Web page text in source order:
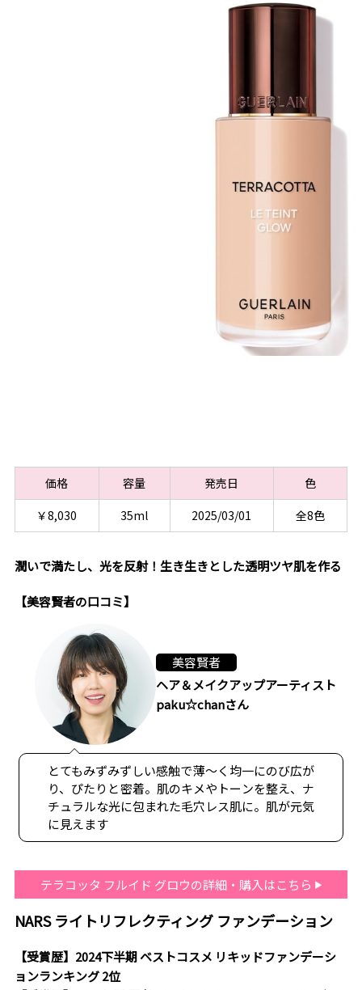
価格 容量 発売日
色
￥8,030
35ml 2025/03/01 全8色
潤いで満たし、光を反射！生き生きとした透明ツヤ肌を作る
【美容賢者の口コミ】
美容賢者
ヘア＆メイクアップアーティスト
paku☆chanさん
とてもみずみずしい感触で薄〜く均一にのび広が
り、ぴたりと密着。肌のキメやトーンを整え、ナ
チュラルな光に包まれた毛穴レス肌に。肌が元気
に見えます
テラコッタ フルイド グロウの詳細・購入はこちら
NARS ライトリフレクティング ファンデーション
【受賞歴】2024下半期 ベストコスメ リキッドファンデーシ
ョンランキング 2位